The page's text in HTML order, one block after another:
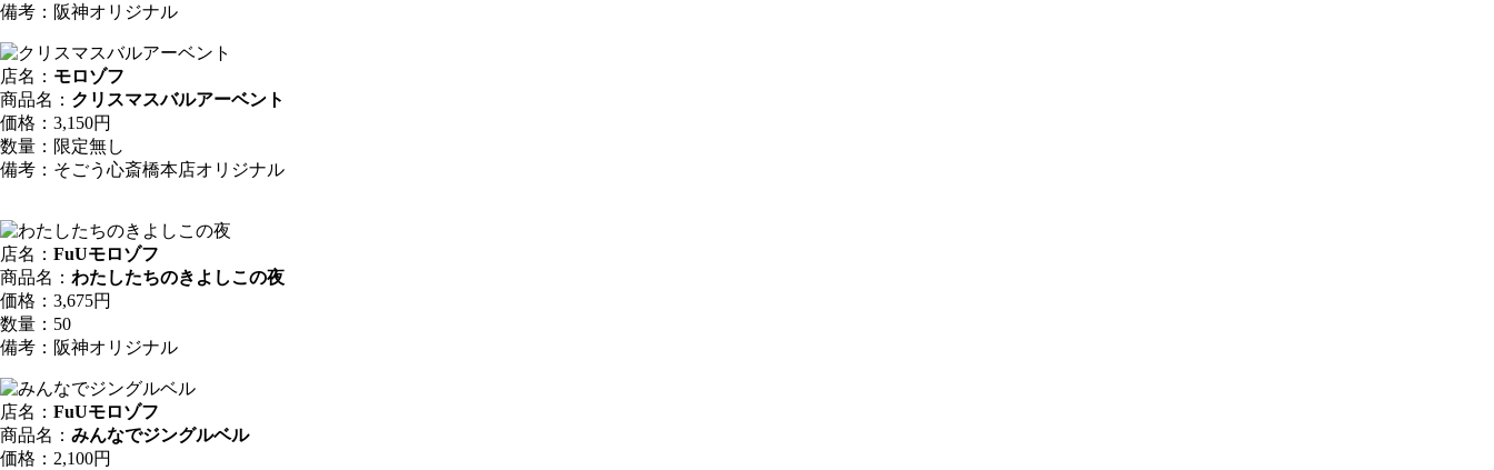
備考：阪神オリジナル
店名： モロゾフ
商品名： クリスマスバルアーベント
価格：3,150円
数量：限定無し
備考：そごう心斎橋本店オリジナル
店名： FuUモロゾフ
商品名： わたしたちのきよしこの夜
価格：3,675円
数量：50
備考：阪神オリジナル
店名： FuUモロゾフ
商品名： みんなでジングルベル
価格：2,100円